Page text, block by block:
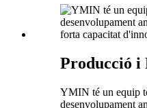
Producció i
YMIN té un equip
desenvolupament